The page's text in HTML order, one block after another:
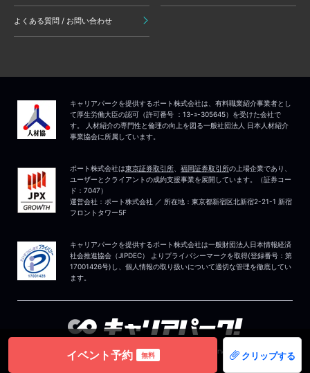
イベント予約 無料 クリップする
よくある質問 / お問い合わせ